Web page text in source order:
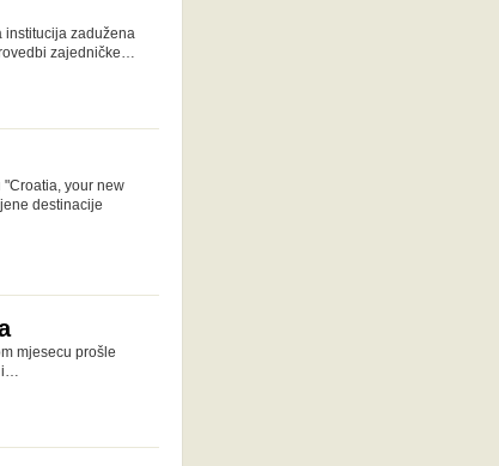
institucija zadužena
zajedničke…
your new
destinacije
mjesecu prošle
i…